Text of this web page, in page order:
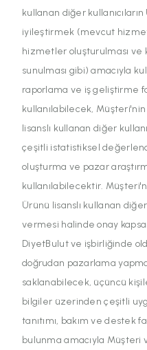
kullanan diğer
iyileştirmek (mevcut
hizmetler oluşturulması
sunulması gibi) amacıyla
raporlama ve iş geliştirme
kullanılabilecek,
lisanslı kullanan diğer
çeşitli istatistiksel
oluşturma ve pazar
kullanılabilecektir.
Ürünü lisanslı kullanan diğer
vermesi halinde onay
DiyetBulut ve işbirliğinde
doğrudan pazarlama
saklanabilecek, üçüncü
bilgiler üzerinden çeşitli
tanıtımı, bakım ve
bulunma amacıyla